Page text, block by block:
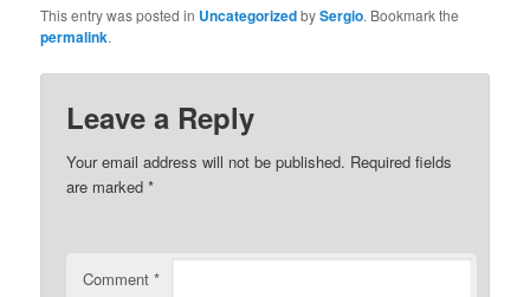
This entry was posted in UncategorizedbySergio. Bookmark the
permalink.
Leave a Reply
Your email address will not be published. Required fields
are marked*
Comment*